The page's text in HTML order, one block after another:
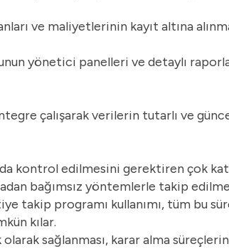
ve maliyetlerinin kayıt altına
yönetici panelleri ve detaylı
çalışarak verilerin tutarlı ve
kontrol edilmesini gerektiren çok
bağımsız yöntemlerle takip
takip programı kullanımı, tüm bu
kılar.
sağlanması, karar alma